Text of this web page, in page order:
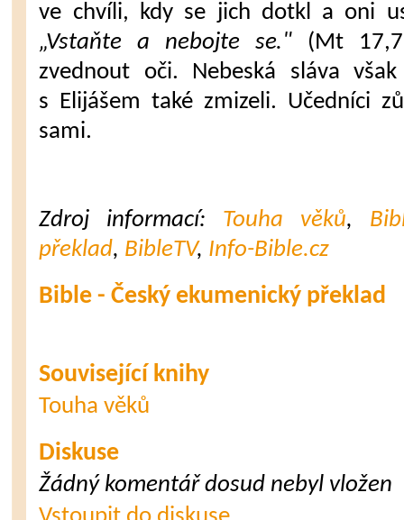
ve chvíli, kdy se jich dotkl a oni
„Vstaňte a neboj­te se." (Mt
zvednout oči. Nebeská sláva
s Elijášem také zmi­zeli. Učedníci
sami.
Zdroj informací: Touha věků,
překlad, BibleTV, Info-Bible.cz
Bible - Český ekumenický překlad
Související knihy
Touha věků
Diskuse
Žádný komentář dosud nebyl vložen